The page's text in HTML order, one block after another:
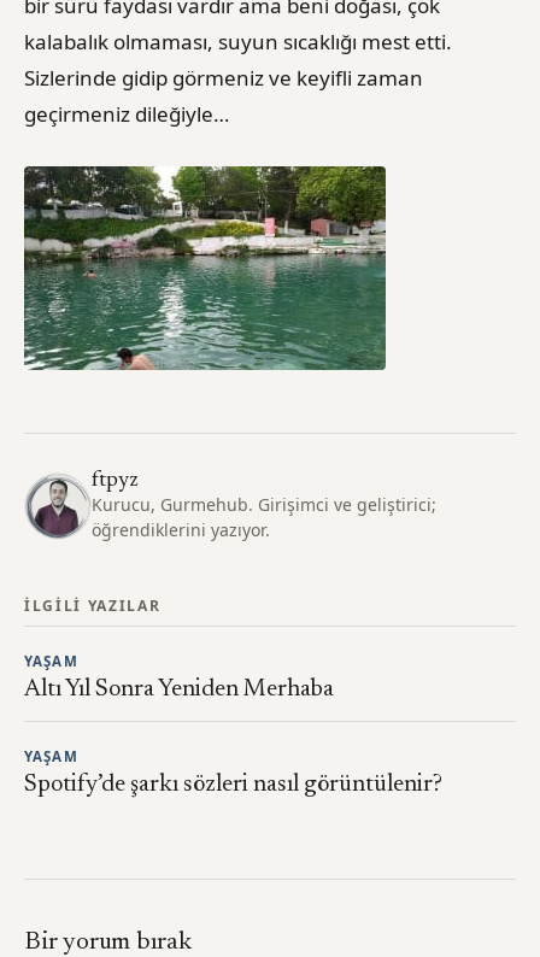
kalabalık olmaması, suyun sıcaklığı mest etti.
Sizlerinde gidip görmeniz ve keyifli zaman
geçirmeniz dileğiyle…
ftpyz
Kurucu, Gurmehub. Girişimci ve geliştirici;
öğrendiklerini yazıyor.
İLGILI YAZILAR
YAŞAM
Altı Yıl Sonra Yeniden Merhaba
YAŞAM
Spotify’de şarkı sözleri nasıl görüntülenir?
Bir yorum bırak